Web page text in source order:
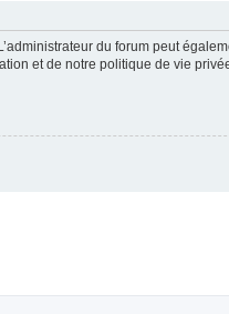
du forum peut
et de notre politique de vie